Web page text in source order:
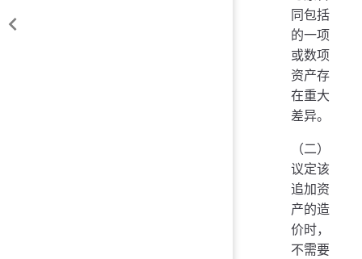
同包括
的一项
或数项
资产存
在重大
差异。
（二）
议定该
追加资
产的造
价时，
不需要